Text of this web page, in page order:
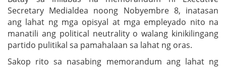
Secretary Medialdea noong Nobyembre 8, inatasan
ang lahat ng mga opisyal at mga empleyado nito na
manatili ang political neutrality o walang kinikilingang
partido pulitikal sa pamahalaan sa lahat ng oras.
Sakop rito sa nasabing memorandum ang lahat ng